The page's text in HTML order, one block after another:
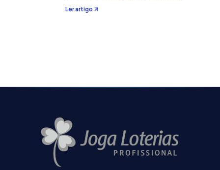
estatísticas e mostrando como entender
corretamente os dados dos sorteios.
Ler artigo